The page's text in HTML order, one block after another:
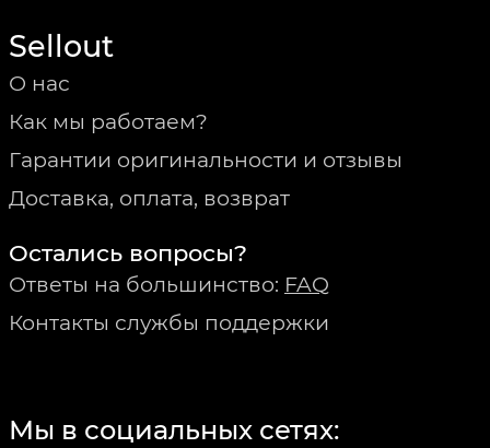
Sellout
О нас
Как мы работаем?
Гарантии оригинальности и отзывы
Доставка, оплата, возврат
Остались вопросы?
Ответы на большинство: FAQ
Контакты службы поддержки
Мы в социальных сетях: